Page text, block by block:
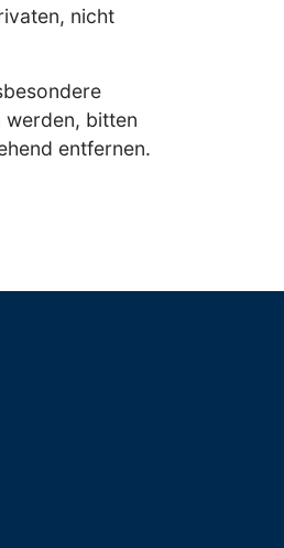
nicht
werden, bitten
entfernen.